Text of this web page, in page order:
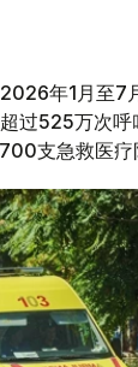
年1月至7
过525万次呼
支急救医疗